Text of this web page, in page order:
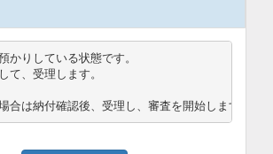
かりしている状態です。
て、受理します。
合は納付確認後、受理し、審査を開始します。